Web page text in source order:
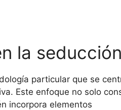
la
particular que se
Este enfoque no solo
incorpora elementos